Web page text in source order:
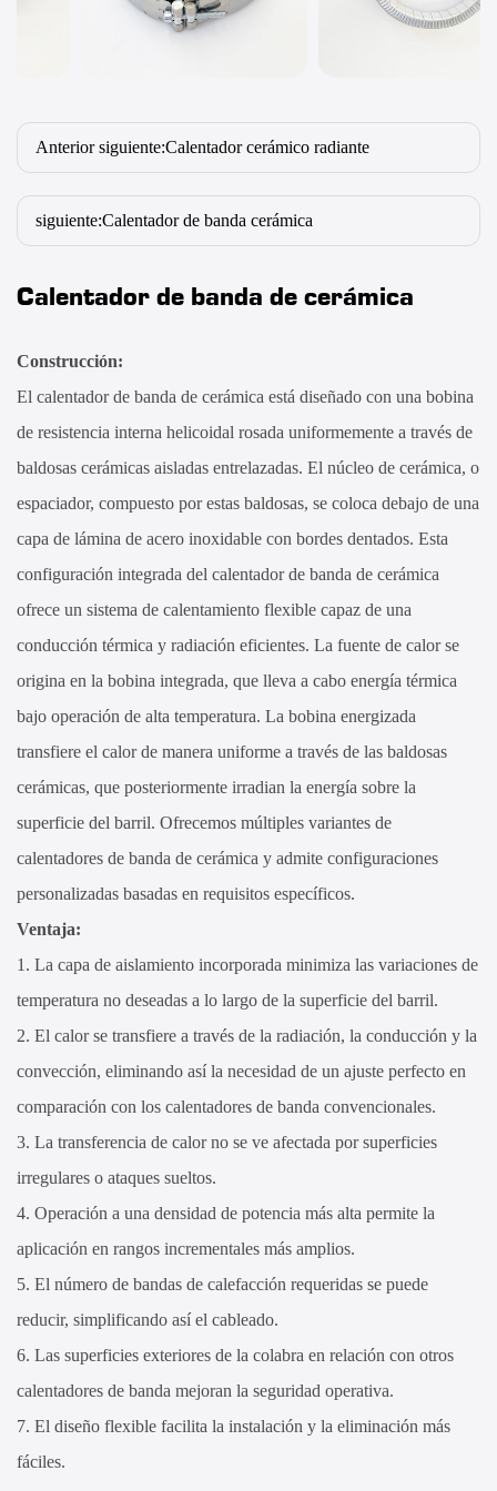
Anterior siguiente:Calentador cerámico radiante
siguiente:Calentador de banda cerámica
Calentador de banda de cerámica
Construcción:
El calentador de banda de cerámica está diseñado con una bobina
de resistencia interna helicoidal rosada uniformemente a través de
baldosas cerámicas aisladas entrelazadas. El núcleo de cerámica, o
espaciador, compuesto por estas baldosas, se coloca debajo de una
capa de lámina de acero inoxidable con bordes dentados. Esta
configuración integrada del calentador de banda de cerámica
ofrece un sistema de calentamiento flexible capaz de una
conducción térmica y radiación eficientes. La fuente de calor se
origina en la bobina integrada, que lleva a cabo energía térmica
bajo operación de alta temperatura. La bobina energizada
transfiere el calor de manera uniforme a través de las baldosas
cerámicas, que posteriormente irradian la energía sobre la
superficie del barril. Ofrecemos múltiples variantes de
calentadores de banda de cerámica y admite configuraciones
personalizadas basadas en requisitos específicos.
Ventaja:
1. La capa de aislamiento incorporada minimiza las variaciones de
temperatura no deseadas a lo largo de la superficie del barril.
2. El calor se transfiere a través de la radiación, la conducción y la
convección, eliminando así la necesidad de un ajuste perfecto en
comparación con los calentadores de banda convencionales.
3. La transferencia de calor no se ve afectada por superficies
irregulares o ataques sueltos.
4. Operación a una densidad de potencia más alta permite la
aplicación en rangos incrementales más amplios.
5. El número de bandas de calefacción requeridas se puede
reducir, simplificando así el cableado.
6. Las superficies exteriores de la colabra en relación con otros
calentadores de banda mejoran la seguridad operativa.
7. El diseño flexible facilita la instalación y la eliminación más
fáciles.